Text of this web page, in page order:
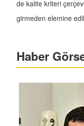
de kalite kriteri
girmeden elemine
Haber